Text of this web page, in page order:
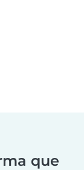
que